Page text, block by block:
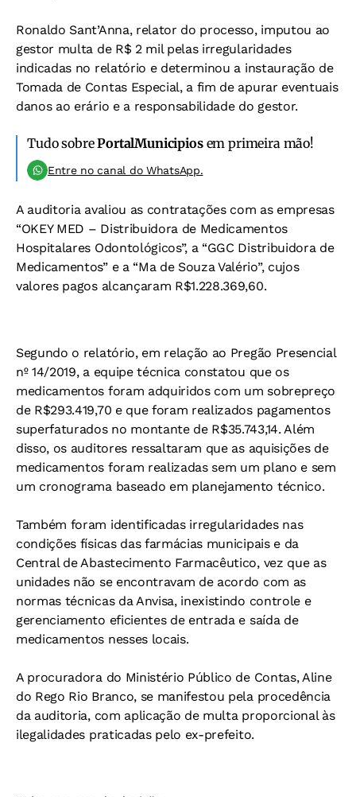
Ronaldo Sant’Anna, relator do processo, imputou ao
gestor multa de R$ 2 mil pelas irregularidades
indicadas no relatório e determinou a instauração de
Tomada de Contas Especial, a fim de apurar eventuais
danos ao erário e a responsabilidade do gestor.
Tudo sobrePortalMunicipiosem primeira mão!
Entre no canal do WhatsApp.
A auditoria avaliou as contratações com as empresas
“OKEY MED – Distribuidora de Medicamentos
Hospitalares Odontológicos”, a “GGC Distribuidora de
Medicamentos” e a “Ma de Souza Valério”, cujos
valores pagos alcançaram R$1.228.369,60.
Segundo o relatório, em relação ao Pregão Presencial
nº 14/2019, a equipe técnica constatou que os
medicamentos foram adquiridos com um sobrepreço
de R$293.419,70 e que foram realizados pagamentos
superfaturados no montante de R$35.743,14. Além
disso, os auditores ressaltaram que as aquisições de
medicamentos foram realizadas sem um plano e sem
um cronograma baseado em planejamento técnico.
Também foram identificadas irregularidades nas
condições físicas das farmácias municipais e da
Central de Abastecimento Farmacêutico, vez que as
unidades não se encontravam de acordo com as
normas técnicas da Anvisa, inexistindo controle e
gerenciamento eficientes de entrada e saída de
medicamentos nesses locais.
A procuradora do Ministério Público de Contas, Aline
do Rego Rio Branco, se manifestou pela procedência
da auditoria, com aplicação de multa proporcional às
ilegalidades praticadas pelo ex-prefeito.